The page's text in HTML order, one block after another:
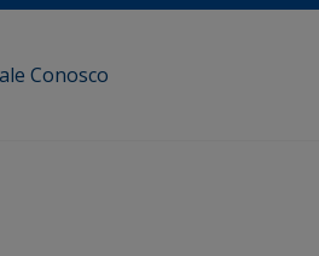
Conosco